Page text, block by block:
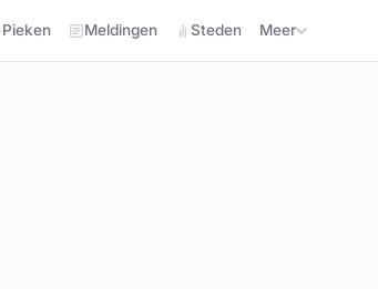
Pieken Meldingen Steden Meer